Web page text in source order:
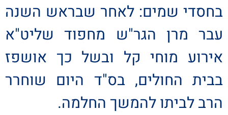
בחסדי שמים: לאחר שבראש השנה
עבר מרן הגר"ש מחפוד שליט"א
אירוע מוחי קל ובשל כך אושפז
בבית החולים, בס"ד היום שוחרר
הרב לביתו להמשך החלמה.